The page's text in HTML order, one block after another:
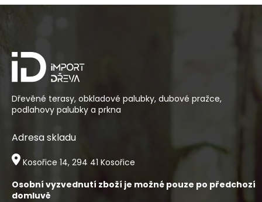
a
Dřevěné terasy, obkladové palubky, dubové pražce,
podlahovy palubky a prkna
Adresa skladu
Kosořice 14, 294 41 Kosořice
Osobní vyzvednutí zboží je možné pouze po předchozí
domluvě